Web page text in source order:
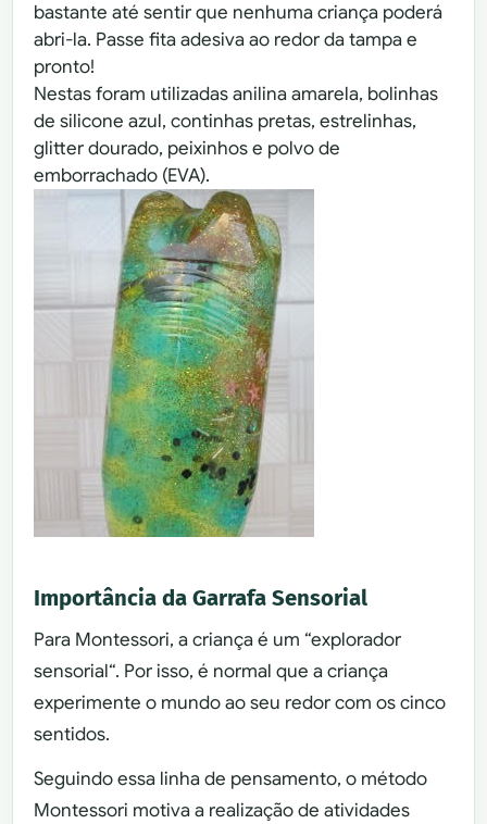
bastante até sentir que nenhuma criança poderá
abri-la. Passe fita adesiva ao redor da tampa e
pronto!
Nestas foram utilizadas anilina amarela, bolinhas
de silicone azul, continhas pretas, estrelinhas,
glitter dourado, peixinhos e polvo de
emborrachado (EVA).
Importância da Garrafa Sensorial
Para Montessori, a criança é um “explorador
sensorial“. Por isso, é normal que a criança
experimente o mundo ao seu redor com os cinco
sentidos.
Seguindo essa linha de pensamento, o método
Montessori motiva a realização de atividades